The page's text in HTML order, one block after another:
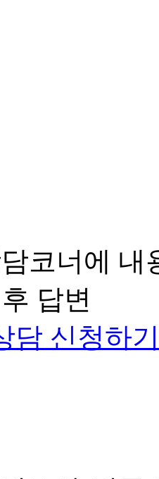
코너에 내
답변
담 신청하기